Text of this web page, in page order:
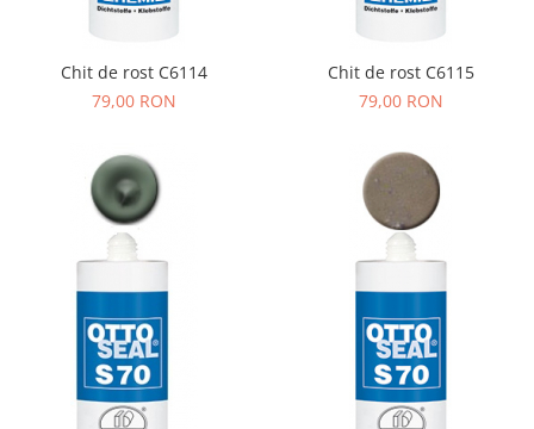
Chit de rost C6114
79,00 RON
Chit de rost C6115
79,00 RON